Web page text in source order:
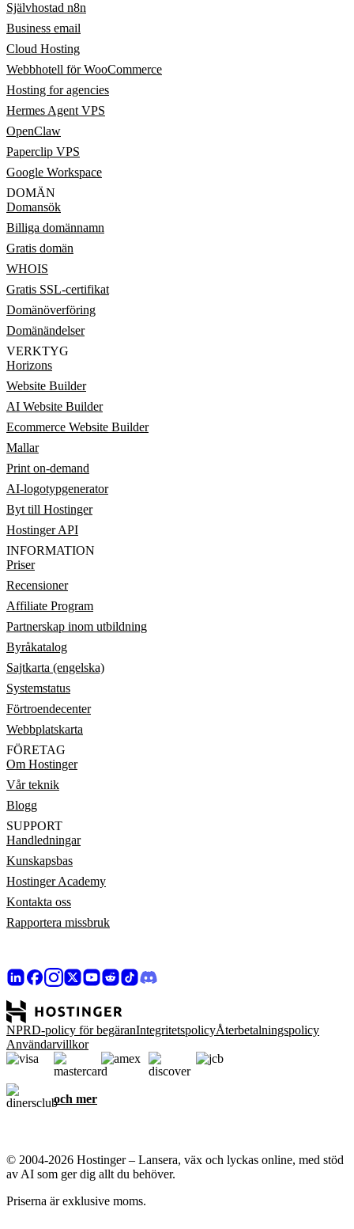
Självhostad n8n
Business email
Cloud Hosting
Webbhotell för WooCommerce
Hosting for agencies
Hermes Agent VPS
OpenClaw
Paperclip VPS
Google Workspace
DOMÄN
Domansök
Billiga domännamn
Gratis domän
WHOIS
Gratis SSL-certifikat
Domänöverföring
Domänändelser
VERKTYG
Horizons
Website Builder
AI Website Builder
Ecommerce Website Builder
Mallar
Print on-demand
AI-logotypgenerator
Byt till Hostinger
Hostinger API
INFORMATION
Priser
Recensioner
Affiliate Program
Partnerskap inom utbildning
Byråkatalog
Sajtkarta (engelska)
Systemstatus
Förtroendecenter
Webbplatskarta
FÖRETAG
Om Hostinger
Vår teknik
Blogg
SUPPORT
Handledningar
Kunskapsbas
Hostinger Academy
Kontakta oss
Rapportera missbruk
NPRD-policy för begäranIntegritetspolicyÅterbetalningspolicy
Användarvillkor
och mer
© 2004-2026 Hostinger – Lansera, väx och lyckas online, med stöd
av AI som ger dig allt du behöver.
Priserna är exklusive moms.